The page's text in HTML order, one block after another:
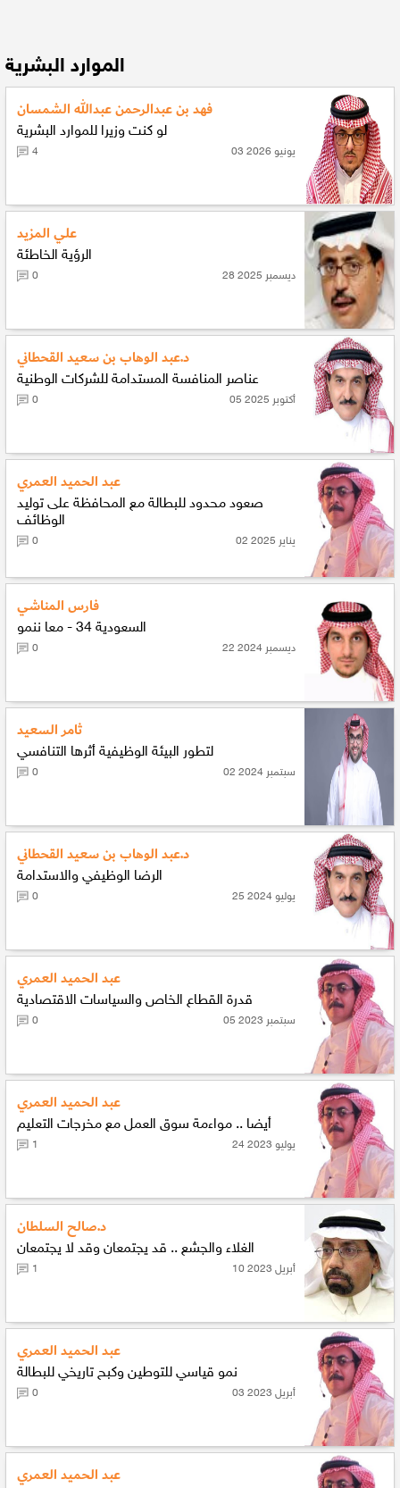
الموارد البشرية
فهد بن عبدالرحمن عبدالله الشمسان
لو كنت وزيرا للموارد البشرية
03 يونيو 2026 4
علي المزيد
الرؤية الخاطئة
28 ديسمبر 2025 0
د.عبد الوهاب بن سعيد القحطاني
عناصر المنافسة المستدامة للشركات الوطنية
05 أكتوبر 2025 0
عبد الحميد العمري
صعود محدود للبطالة مع المحافظة على توليد
الوظائف
02 يناير 2025 0
فارس المناشي
السعودية 34 - معا ننمو
22 ديسمبر 2024 0
ثامر السعيد
لتطور البيئة الوظيفية أثرها التنافسي
02 سبتمبر 2024 0
د.عبد الوهاب بن سعيد القحطاني
الرضا الوظيفي والاستدامة
25 يوليو 2024 0
عبد الحميد العمري
قدرة القطاع الخاص والسياسات الاقتصادية
05 سبتمبر 2023 0
عبد الحميد العمري
أيضا .. مواءمة سوق العمل مع مخرجات التعليم
24 يوليو 2023 1
د.صالح السلطان
الغلاء والجشع .. قد يجتمعان وقد لا يجتمعان
10 أبريل 2023 1
عبد الحميد العمري
نمو قياسي للتوطين وكبح تاريخي للبطالة
03 أبريل 2023 0
عبد الحميد العمري